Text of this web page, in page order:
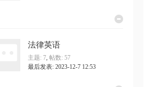
法律英语
主题: 7, 帖数: 57
最后发表: 2023-12-7 12:53